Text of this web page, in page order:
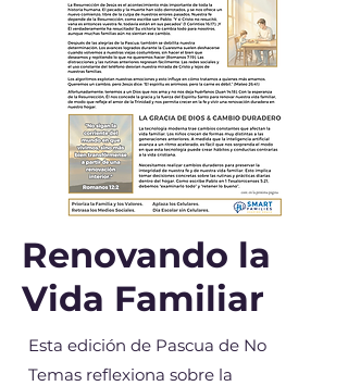
Renovando la
Vida Familiar
Esta edición de Pascua de No
Temas reflexiona sobre la